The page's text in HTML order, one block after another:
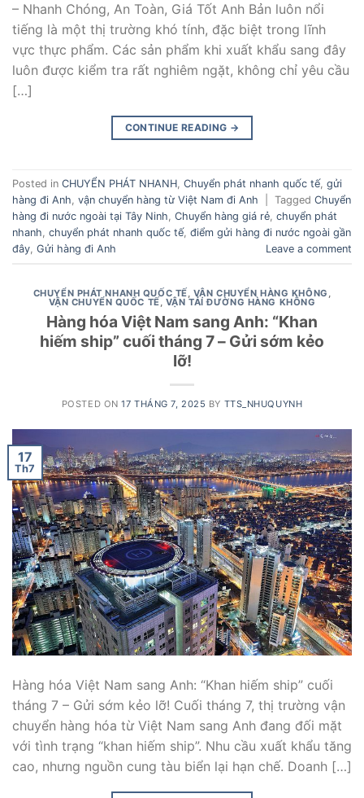
– Nhanh Chóng, An Toàn, Giá Tốt Anh Bản luôn nổi
tiếng là một thị trường khó tính, đặc biệt trong lĩnh
vực thực phẩm. Các sản phẩm khi xuất khẩu sang đây
luôn được kiểm tra rất nghiêm ngặt, không chỉ yêu cầu
[…]
CONTINUE READING →
Posted in CHUYỂN PHÁT NHANH Chuyển phát nhanh quốc tế, gửi
hàng đi Anh vận chuyển hàng từ Việt Nam đi Anh Tagged Chuyển
hàng đi nước ngoài tại Tây Ninh Chuyển hàng giá rẻ chuyển phát
nhanh chuyển phát nhanh quốc tế, điểm gửi hàng đi nước ngoài gần
đây Gửi hàng đi Anh Leave a comment
CHUYỂN PHÁT NHANH QUỐC TẾ, VẬN CHUYỂN HÀNG KHÔNG ,
VẬN CHUYỂN QUỐC TẾ, VẬN TẢI ĐƯỜNG HÀNG KHÔNG
Hàng hóa Việt Nam sang Anh: “Khan
hiếm ship” cuối tháng 7 – Gửi sớm kẻo
lỡ!
POSTED ON17 THÁNG 7, 2025 BY TTS_NHUQUYNH
17
Th7
Hàng hóa Việt Nam sang Anh: “Khan hiếm ship” cuối
tháng 7 – Gửi sớm kẻo lỡ! Cuối tháng 7, thị trường vận
chuyển hàng hóa từ Việt Nam sang Anh đang đối mặt
với tình trạng “khan hiếm ship”. Nhu cầu xuất khẩu tăng
cao, nhưng nguồn cung tàu biển lại hạn chế. Doanh […]